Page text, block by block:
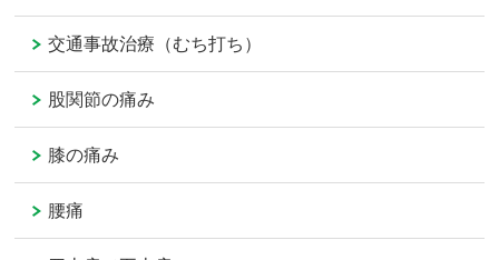
交通事故治療（むち打ち）
股関節の痛み
膝の痛み
腰痛